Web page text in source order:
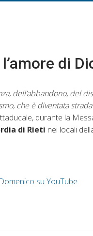
di
dell’abbandono, del
che è diventata
durante la
di Rieti nei locali
su YouTube.